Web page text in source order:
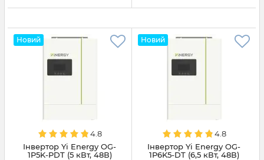
Новий
4.8
Інвертор Yi Energy OG-
1P5K-PDT (5 кВт, 48В)
Новий
4.8
Інвертор Yi Energy OG-
1P6K5-DT (6,5 кВт, 48В)